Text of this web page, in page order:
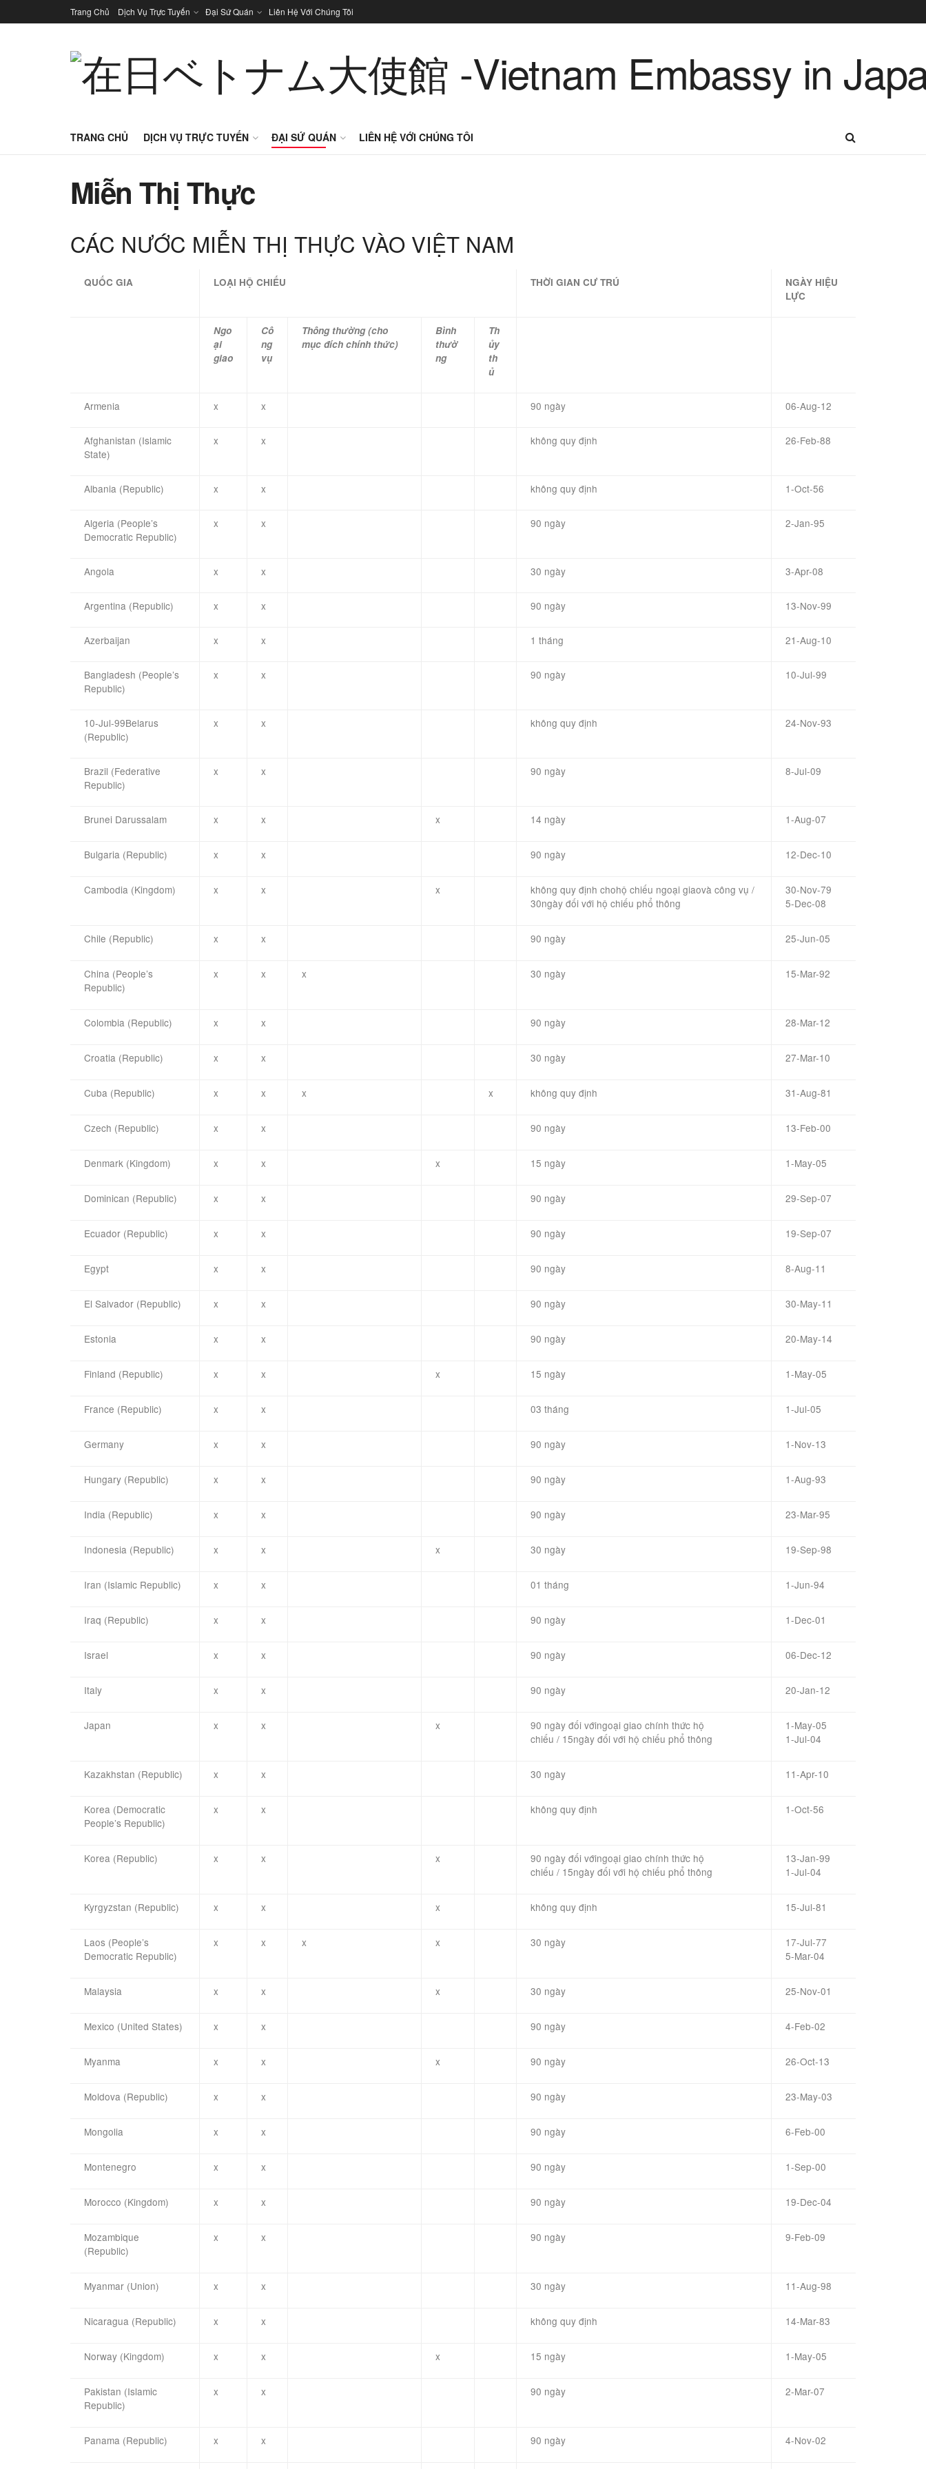
Trang Chủ Dịch Vụ Trực Tuyến Đại Sứ Quán Liên Hệ Với Chúng Tôi
TRANG CHỦ DỊCH VỤ TRỰC TUYẾN ĐẠI SỨ QUÁN LIÊN HỆ VỚI CHÚNG TÔI
Miễn Thị Thực
CÁC NƯỚC MIỄN THỊ THỰC VÀO VIỆT NAM
QUỐC GIA LOẠI HỘ CHIẾU THỜI GIAN CƯ TRÚ NGÀY HIỆU
LỰC
Ngo
ại
giao
Cô
ng
vụ
Thông thường (cho
mục đích chính thức)
Bình
thườ
ng
Th
ủy
th
ủ
Armenia x x 90 ngày 06-Aug-12
Afghanistan (Islamic
State)
x x không quy định 26-Feb-88
Albania (Republic) x x không quy định 1-Oct-56
Algeria (People’s
Democratic Republic)
x x 90 ngày 2-Jan-95
Angola x x 30 ngày 3-Apr-08
Argentina (Republic) x x 90 ngày 13-Nov-99
Azerbaijan x x 1 tháng 21-Aug-10
Bangladesh (People’s
Republic)
x x 90 ngày 10-Jul-99
10-Jul-99Belarus
(Republic)
x x không quy định 24-Nov-93
Brazil (Federative
Republic)
x x 90 ngày 8-Jul-09
Brunei Darussalam x x x 14 ngày 1-Aug-07
Bulgaria (Republic) x x 90 ngày 12-Dec-10
Cambodia (Kingdom) x x x không quy định chohộ chiếu ngoại giaovà công vụ /
30ngày đối với hộ chiếu phổ thông
30-Nov-79
5-Dec-08
Chile (Republic) x x 90 ngày 25-Jun-05
China (People’s
Republic)
x x x 30 ngày 15-Mar-92
Colombia (Republic) x x 90 ngày 28-Mar-12
Croatia (Republic) x x 30 ngày 27-Mar-10
Cuba (Republic) x x x x không quy định 31-Aug-81
Czech (Republic) x x 90 ngày 13-Feb-00
Denmark (Kingdom) x x x 15 ngày 1-May-05
Dominican (Republic) x x 90 ngày 29-Sep-07
Ecuador (Republic) x x 90 ngày 19-Sep-07
Egypt x x 90 ngày 8-Aug-11
El Salvador (Republic) x x 90 ngày 30-May-11
Estonia x x 90 ngày 20-May-14
Finland (Republic) x x x 15 ngày 1-May-05
France (Republic) x x 03 tháng 1-Jul-05
Germany x x 90 ngày 1-Nov-13
Hungary (Republic) x x 90 ngày 1-Aug-93
India (Republic) x x 90 ngày 23-Mar-95
Indonesia (Republic) x x x 30 ngày 19-Sep-98
Iran (Islamic Republic) x x 01 tháng 1-Jun-94
Iraq (Republic) x x 90 ngày 1-Dec-01
Israel x x 90 ngày 06-Dec-12
Italy x x 90 ngày 20-Jan-12
Japan x x x 90 ngày đối vớingoại giao chính thức hộ
chiếu / 15ngày đối với hộ chiếu phổ thông
1-May-05
1-Jul-04
Kazakhstan (Republic) x x 30 ngày 11-Apr-10
Korea (Democratic
People’s Republic)
x x không quy định 1-Oct-56
Korea (Republic) x x x 90 ngày đối vớingoại giao chính thức hộ
chiếu / 15ngày đối với hộ chiếu phổ thông
13-Jan-99
1-Jul-04
Kyrgyzstan (Republic) x x x không quy định 15-Jul-81
Laos (People’s
Democratic Republic)
x x x x 30 ngày
17-Jul-77
5-Mar-04
Malaysia x x x 30 ngày 25-Nov-01
Mexico (United States) x x 90 ngày 4-Feb-02
Myanma x x x 90 ngày 26-Oct-13
Moldova (Republic) x x 90 ngày 23-May-03
Mongolia x x 90 ngày 6-Feb-00
Montenegro x x 90 ngày 1-Sep-00
Morocco (Kingdom) x x 90 ngày 19-Dec-04
Mozambique
(Republic)
x x 90 ngày 9-Feb-09
Myanmar (Union) x x 30 ngày 11-Aug-98
Nicaragua (Republic) x x không quy định 14-Mar-83
Norway (Kingdom) x x x 15 ngày 1-May-05
Pakistan (Islamic
Republic)
x x 90 ngày 2-Mar-07
Panama (Republic) x x 90 ngày 4-Nov-02